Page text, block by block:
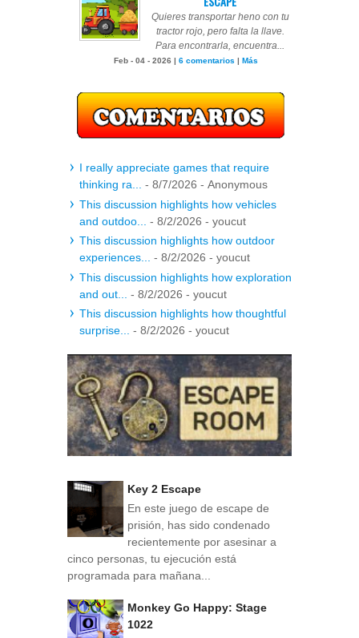
Quieres transportar heno con tu
tractor rojo, pero falta la llave.
Para encontrarla, encuentra...
Feb - 04 - 2026 | 6 comentarios | Más
I really appreciate games that require
thinking ra...
- 8/7/2026 - Anonymous
This discussion highlights how vehicles
and outdoo...
- 8/2/2026 - youcut
This discussion highlights how outdoor
experiences...
- 8/2/2026 - youcut
This discussion highlights how exploration
and out...
- 8/2/2026 - youcut
This discussion highlights how thoughtful
surprise...
- 8/2/2026 - youcut
Key 2 Escape
En este juego de escape de
prisión, has sido condenado
recientemente por asesinar a
cinco personas, tu ejecución está
programada para mañana...
Monkey Go Happy: Stage
1022